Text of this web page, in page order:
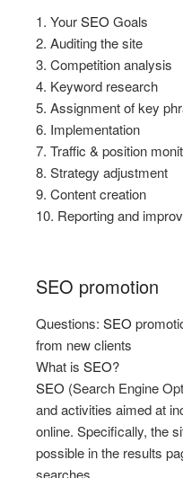
1. YourSEO Goals
2. Auditing the site
3. Competition analysis
4. Keyword research
5. Assignment of key
6. Implementation
7. Traffic & position
8. Strategy adjustment
9. Content creation
10. Reporting and
SEO promotion
Questions: SEO
from new clients
What is SEO?
SEO (Search Engine
and activities aimed at
online. Specifically, the
possible in the results
searches.